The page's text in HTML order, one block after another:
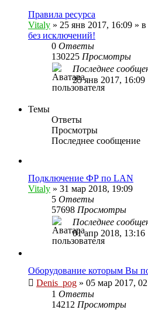
Правила ресурса
Vitaly » 25 янв 2017, 16:09 »
без исключений!
0 Ответы
130225 Просмотры
Последнее
25 янв 2017, 16:09
Темы
Ответы
Просмотры
Последнее сообщение
Подключение ФР по LAN
Vitaly » 31 мар 2018, 19:09
5 Ответы
57698 Просмотры
Последнее
01 апр 2018, 13:16
Оборудование которым Вы
Denis_pog » 05 мар 2017,
1 Ответы
14212 Просмотры